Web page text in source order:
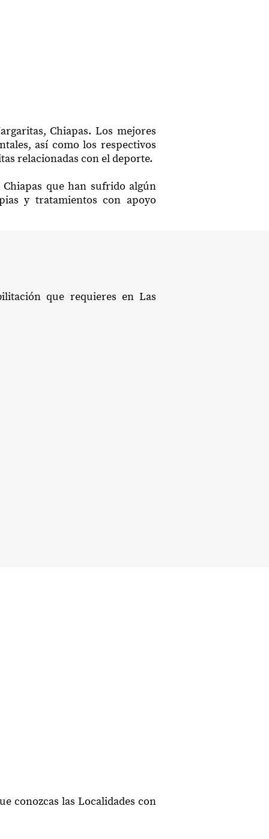
Chiapas. Los mejores
así como los respectivos
relacionadas con el deporte.
que han sufrido algún
y tratamientos con apoyo
que requieres en Las
conozcas las Localidades con